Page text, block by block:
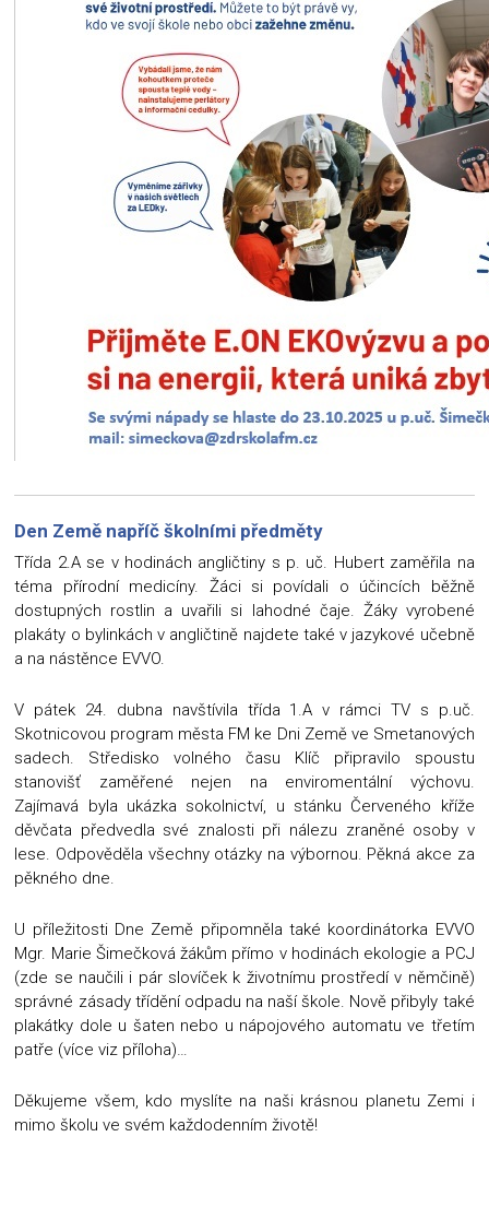
Den Země napříč školními předměty
Třída 2.A se v hodinách angličtiny s p. uč. Hubert zaměřila na
téma přírodní medicíny. Žáci si povídali o účincích běžně
dostupných rostlin a uvařili si lahodné čaje. Žáky vyrobené
plakáty o bylinkách v angličtině najdete také v jazykové učebně
a na nástěnce EVVO.
V pátek 24. dubna navštívila třída 1.A v rámci TV s p.uč.
Skotnicovou program města FM ke Dni Země ve Smetanových
sadech. Středisko volného času Klíč připravilo spoustu
stanovišť zaměřené nejen na enviromentální výchovu.
Zajímavá byla ukázka sokolnictví, u stánku Červeného kříže
děvčata předvedla své znalosti při nálezu zraněné osoby v
lese. Odpověděla všechny otázky na výbornou. Pěkná akce za
pěkného dne.
U příležitosti Dne Země připomněla také koordinátorka EVVO
Mgr. Marie Šimečková žákům přímo v hodinách ekologie a PCJ
(zde se naučili i pár slovíček k životnímu prostředí v němčině)
správné zásady třídění odpadu na naší škole. Nově přibyly také
plakátky dole u šaten nebo u nápojového automatu ve třetím
patře (více viz příloha)…
Děkujeme všem, kdo myslíte na naši krásnou planetu Zemi i
mimo školu ve svém každodenním životě!